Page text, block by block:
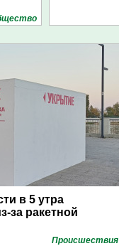
в 5 утра
за ракетной
Проиcшествия